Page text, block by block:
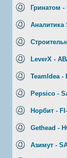
Гринатом -
Аналитика
LeverX -
TeamIdea -
Pepsico -
Норбит -
Gethead -
Азимут -